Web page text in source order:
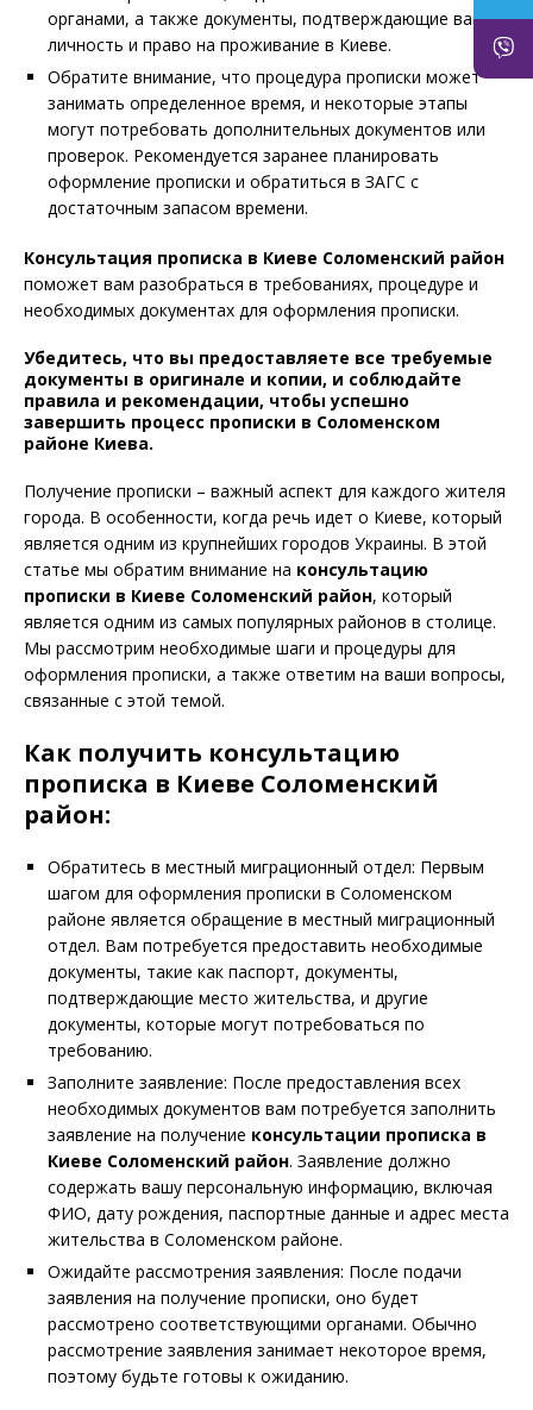
органами, а также документы, подтверждающие вашу
личность и право на проживание в Киеве.
Обратите внимание, что процедура прописки может
занимать определенное время, и некоторые этапы
могут потребовать дополнительных документов или
проверок. Рекомендуется заранее планировать
оформление прописки и обратиться в ЗАГС с
достаточным запасом времени.
Консультация прописка в Киеве Соломенский район
поможет вам разобраться в требованиях, процедуре и
необходимых документах для оформления прописки.
Убедитесь, что вы предоставляете все требуемые
документы в оригинале и копии, и соблюдайте
правила и рекомендации, чтобы успешно
завершить процесс прописки в Соломенском
районе Киева.
Получение прописки – важный аспект для каждого жителя
города. В особенности, когда речь идет о Киеве, который
является одним из крупнейших городов Украины. В этой
статье мы обратим внимание на консультацию
прописки в Киеве Соломенский район, который
является одним из самых популярных районов в столице.
Мы рассмотрим необходимые шаги и процедуры для
оформления прописки, а также ответим на ваши вопросы,
связанные с этой темой.
Как получить консультацию
прописка в Киеве Соломенский
район:
Обратитесь в местный миграционный отдел: Первым
шагом для оформления прописки в Соломенском
районе является обращение в местный миграционный
отдел. Вам потребуется предоставить необходимые
документы, такие как паспорт, документы,
подтверждающие место жительства, и другие
документы, которые могут потребоваться по
требованию.
Заполните заявление: После предоставления всех
необходимых документов вам потребуется заполнить
заявление на получение консультации прописка в
Киеве Соломенский район. Заявление должно
содержать вашу персональную информацию, включая
ФИО, дату рождения, паспортные данные и адрес места
жительства в Соломенском районе.
Ожидайте рассмотрения заявления: После подачи
заявления на получение прописки, оно будет
рассмотрено соответствующими органами. Обычно
рассмотрение заявления занимает некоторое время,
поэтому будьте готовы к ожиданию.